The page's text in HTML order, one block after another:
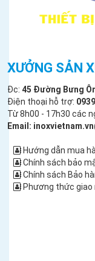
XƯỞNG SẢN
Đc: 45 Đường Bưng
Điện thoại hỗ trợ:
Từ 8h00 - 17h30 các
Email:
Hướng dẫn mua
Chính sách bảo
Chính sách Bảo
Phương thức giao